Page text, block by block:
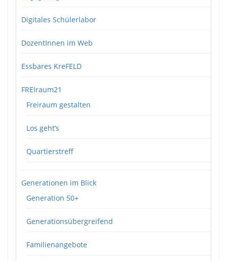
Digitales Schülerlabor
DozentInnen im Web
Essbares KreFELD
FREIraum21
Freiraum gestalten
Los geht’s
Quartierstreff
Generationen im Blick
Generation 50+
Generationsübergreifend
Familienangebote